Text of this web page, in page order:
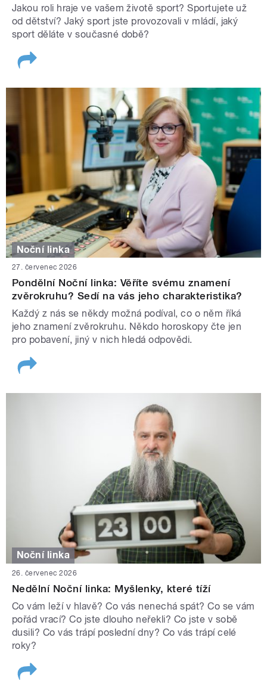
Jakou roli hraje ve vašem životě sport? Sportujete už
od dětství? Jaký sport jste provozovali v mládí, jaký
sport děláte v současné době?
Noční linka
27. červenec 2026
Pondělní Noční linka: Věříte svému znamení
zvěrokruhu? Sedí na vás jeho charakteristika?
Každý z nás se někdy možná podíval, co o něm říká
jeho znamení zvěrokruhu. Někdo horoskopy čte jen
pro pobavení, jiný v nich hledá odpovědi.
Noční linka
26. červenec 2026
Nedělní Noční linka: Myšlenky, které tíží
Co vám leží v hlavě? Co vás nenechá spát? Co se vám
pořád vrací? Co jste dlouho neřekli? Co jste v sobě
dusili? Co vás trápí poslední dny? Co vás trápí celé
roky?